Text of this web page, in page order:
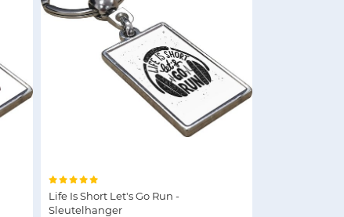
Life Is Short Let's Go Run -
Sleutelhanger